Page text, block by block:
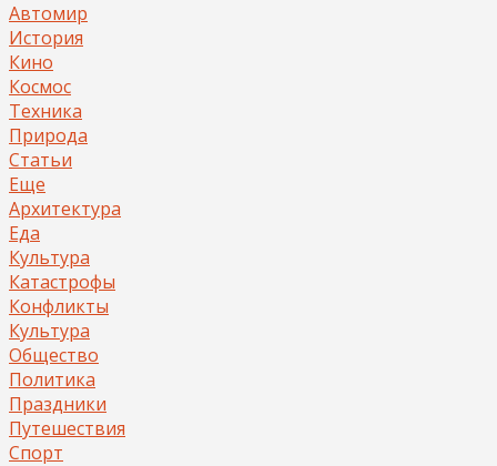
Автомир
История
Кино
Космос
Техника
Природа
Статьи
Еще
Архитектура
Еда
Культура
Катастрофы
Конфликты
Культура
Общество
Политика
Праздники
Путешествия
Спорт